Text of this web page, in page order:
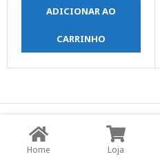
ADICIONAR AO
CARRINHO
© Copyright JPrime
Reservados -
Home Loja